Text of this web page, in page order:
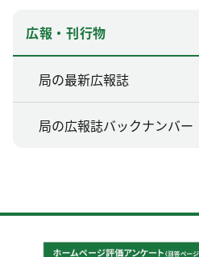
広報・刊行物
局の最新広報誌
局の広報誌バックナンバー